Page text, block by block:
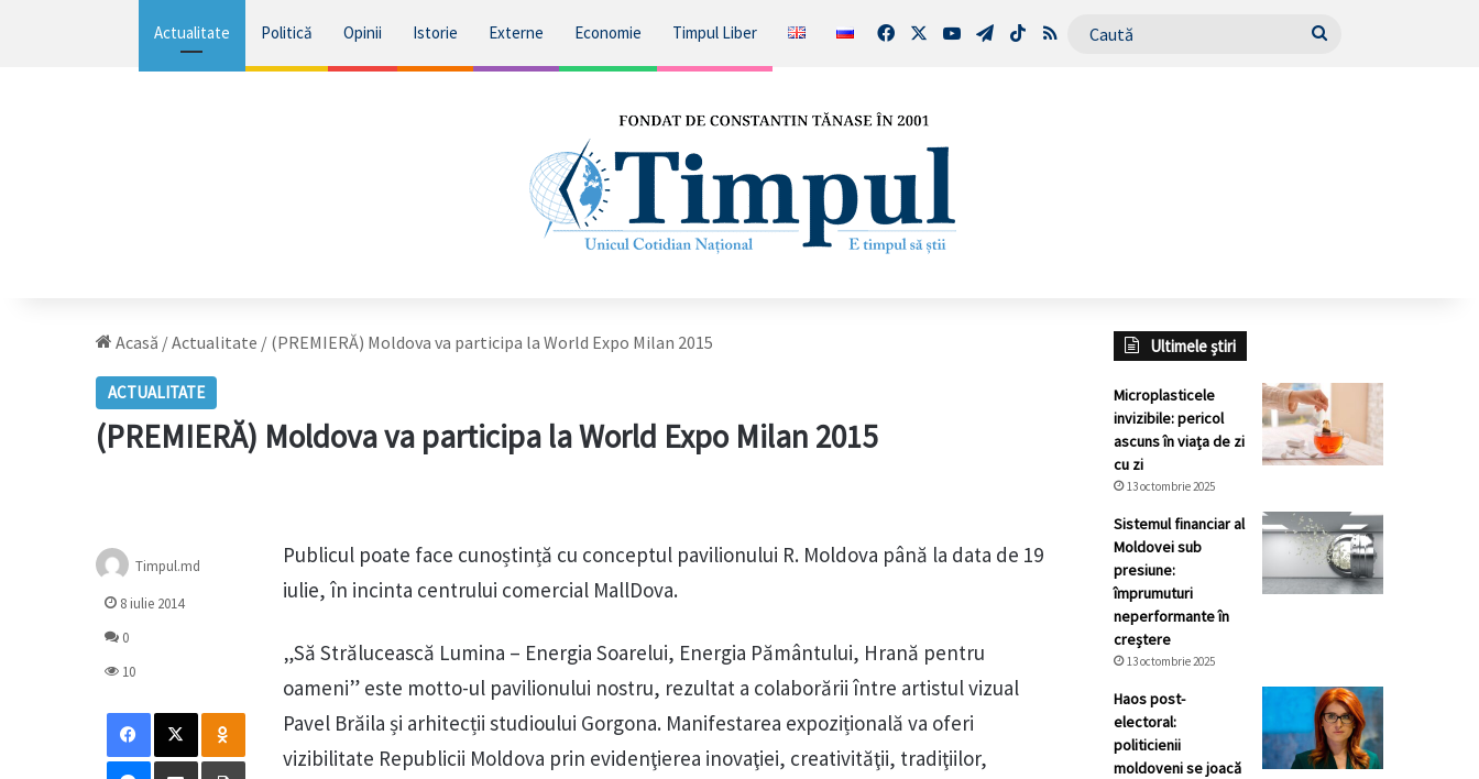
Actualitate Politică Opinii Istorie Externe Economie Timpul Liber FacebookYouTubeTelegram
TikTokRSS Caută
Acasă /Actualitate / (PREMIERĂ) Moldova va participa la World Expo Milan 2015
ACTUALITATE
(PREMIERĂ) Moldova va participa la World Expo Milan 2015
Publicul poate face cunoștință cu conceptul pavilionului R. Moldova până la data de 19
iulie, în incinta centrului comercial MallDova.
„Să Strălucească Lumina – Energia Soarelui, Energia Pământului, Hrană pentru
oameni” este motto-ul pavilionului nostru, rezultat a colaborării între artistul vizual
Pavel Brăila și arhitecții studioului Gorgona. Manifestarea expozițională va oferi
vizibilitate Republicii Moldova prin evidenţierea inovaţiei, creativităţii, tradiţiilor,
Timpul.md
8 iulie 2014
0
10
Facebook
X Odnoklassniki
Messenger
Distribuie prin mail Tipărește
Ultimele știri
Microplasticele
invizibile: pericol
ascuns în viața de zi
cu zi
13 octombrie 2025
Sistemul financiar al
Moldovei sub
presiune:
împrumuturi
neperformante în
creștere
13 octombrie 2025
Haos post-
electoral:
politicienii
moldoveni se joacă